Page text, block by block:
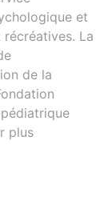
et
La
de la
plus